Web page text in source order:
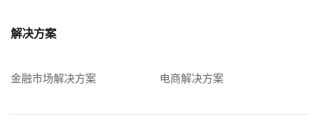
解决方案
金融市场解决方案 电商解决方案